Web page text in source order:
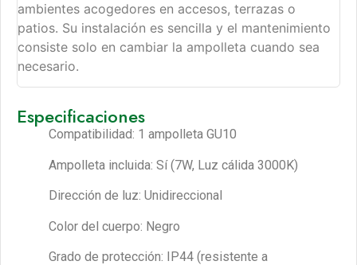
ambientes acogedores en accesos, terrazas o
patios. Su instalación es sencilla y el mantenimiento
consiste solo en cambiar la ampolleta cuando sea
necesario.
Especificaciones
Compatibilidad: 1 ampolleta GU10
Ampolleta incluida: Sí (7W, Luz cálida 3000K)
Dirección de luz: Unidireccional
Color del cuerpo: Negro
Grado de protección: IP44 (resistente a